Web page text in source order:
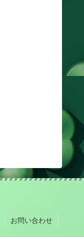
お問い合わせ